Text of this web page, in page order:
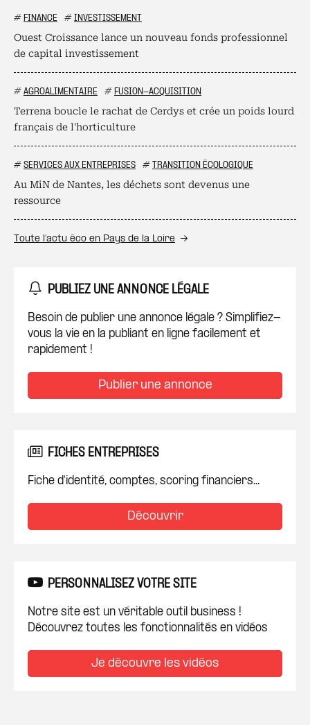
# FINANCE # INVESTISSEMENT
Ouest Croissance lance un nouveau fonds professionnel
de capital investissement
# AGROALIMENTAIRE # FUSION-ACQUISITION
Terrena boucle le rachat de Cerdys et crée un poids lourd
français de l'horticulture
# SERVICES AUX ENTREPRISES # TRANSITION ÉCOLOGIQUE
Au MiN de Nantes, les déchets sont devenus une
ressource
Toute l’actu éco en Pays de la Loire
PUBLIEZ UNE ANNONCE LÉGALE
Besoin de publier une annonce légale ? Simplifiez-
vous la vie en la publiant en ligne facilement et
rapidement !
Publier une annonce
FICHES ENTREPRISES
Fiche d'identité, comptes, scoring financiers...
Découvrir
PERSONNALISEZ VOTRE SITE
Notre site est un véritable outil business !
Découvrez toutes les fonctionnalités en vidéos
Je découvre les vidéos